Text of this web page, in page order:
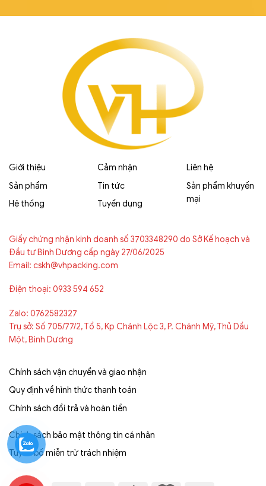
Giới thiệu
Sản phẩm
Hệ thống
Cảm nhận
Tin tức
Tuyển dụng
Liên hệ
Sản phẩm khuyến
mại
Giấy chứng nhận kinh doanh số 3703348290 do Sở Kế hoạch và
Đầu tư Bình Dương cấp ngày 27/06/2025
Email: cskh@vhpacking.com
Điện thoại: 0933 594 652
Zalo: 0762582327
Trụ sở: Số 705/77/2, Tổ 5, Kp Chánh Lộc 3, P. Chánh Mỹ, Thủ Dầu
Một, Bình Dương
Chính sách vận chuyển và giao nhận
Quy định về hình thức thanh toán
Chính sách đổi trả và hoàn tiền
Chính sách bảo mật thông tin cá nhân
Tuyên bố miễn trừ trách nhiệm